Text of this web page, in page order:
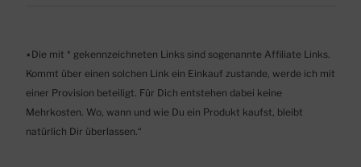
٭Die mit * gekennzeichneten Links sind sogenannte Affiliate Links.
Kommt über einen solchen Link ein Einkauf zustande, werde ich mit
einer Provision beteiligt. Für Dich entstehen dabei keine
Mehrkosten. Wo, wann und wie Du ein Produkt kaufst, bleibt
natürlich Dir überlassen.“